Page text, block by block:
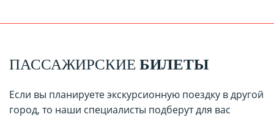
ПАССАЖИРСКИЕ БИЛЕТЫ
Если вы планируете экскурсионную поездку в другой
город, то наши специалисты подберут для вас